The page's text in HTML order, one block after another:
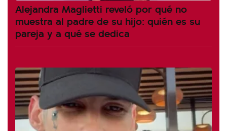
Alejandra Maglietti reveló por qué no
muestra al padre de su hijo: quién es su
pareja y a qué se dedica